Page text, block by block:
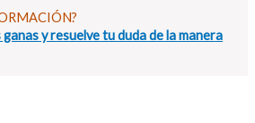
y resuelve tu duda de la manera